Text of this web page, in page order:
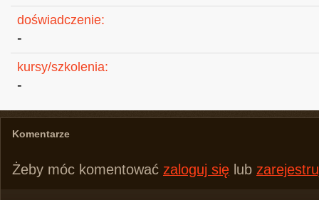
doświadczenie:
-
kursy/szkolenia:
-
Komentarze
Żeby móc komentować zaloguj się lub